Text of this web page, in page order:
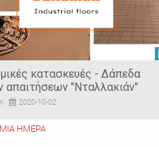
κατασκευές - Δάπεδα
απαιτήσεων "Νταλλακιάν"
2020-10-02
ΗΜΕΡΑ